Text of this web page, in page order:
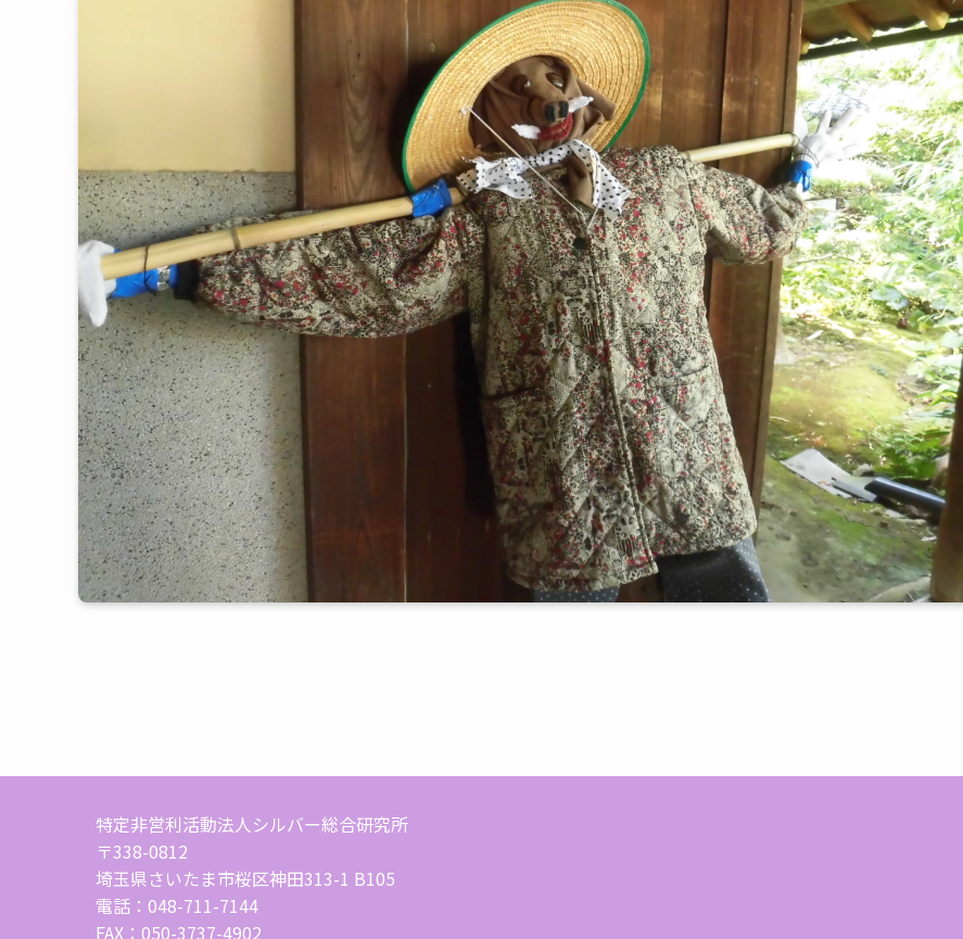
特定非営利活動法人シルバー総合研究所
〒338-0812
埼玉県さいたま市桜区神田313-1 B105
電話：048-711-7144
FAX：050-3737-4902